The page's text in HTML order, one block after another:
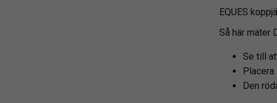
EQUES
Så här mäter
Se till
Den